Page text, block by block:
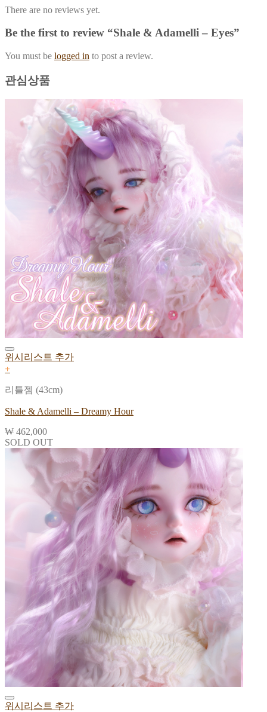
There are no reviews yet.
Be the first to review “Shale & Adamelli – Eyes”
You must be logged in to post a review.
관심상품
위시리스트 추가
+
리틀젬 (43cm)
Shale & Adamelli – Dreamy Hour
₩ 462,000
SOLD OUT
위시리스트 추가